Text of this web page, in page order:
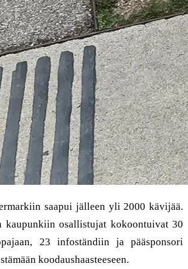
saapui jälleen yli 2000 kävijää.
kaupunkiin osallistujat kokoontuivat 30
23 infoständiin ja pääsponsori
koodaushaasteeseen.